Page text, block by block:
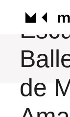
contenido
de